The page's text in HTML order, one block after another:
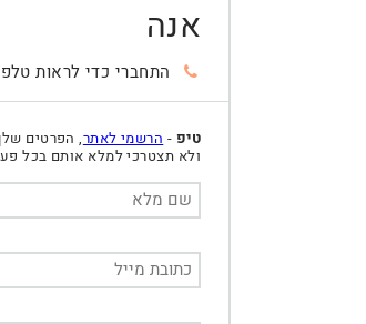
אנה
התחברי כדי לראות
טיפ - הרשמי לאתר, הפרטים
ולא תצטרכי למלא אותם בכל